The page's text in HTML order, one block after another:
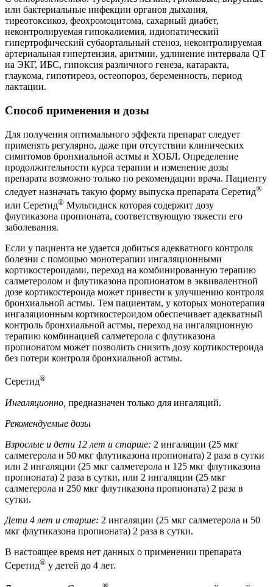
или бактериальные инфекции органов дыхания,
тиреотоксикоз, феохромоцитома, сахарный диабет,
неконтролируемая гипокалиемия, идиопатический
гипертрофический субаортальный стеноз, неконтролируемая
артериальная гипертензия, аритмии, удлинение интервала QT
на ЭКГ, ИБС, гипоксия различного генеза, катаракта,
глаукома, гипотиреоз, остеопороз, беременность, период
лактации.
Способ применения и дозы
Для получения оптимального эффекта препарат следует
применять регулярно, даже при отсутствии клинических
симптомов бронхиальной астмы и ХОБЛ. Определение
продолжительности курса терапии и изменение дозы
препарата возможно только по рекомендации врача. Пациенту
следует назначать такую форму выпуска препарата Серетид®
или Серетид® Мультидиск которая содержит дозу
флутиказона пропионата, соответствующую тяжести его
заболевания.
Если у пациента не удается добиться адекватного контроля
болезни с помощью монотерапии ингаляционными
кортикостероидами, переход на комбинированную терапию
салметеролом и флутиказона пропионатом в эквивалентной
дозе кортикостероида может привести к улучшению контроля
бронхиальной астмы. Тем пациентам, у которых монотерапия
ингаляционным кортикостероидом обеспечивает адекватный
контроль бронхиальной астмы, переход на ингаляционную
терапию комбинацией салметерола с флутиказона
пропионатом может позволить снизить дозу кортикостероида
без потери контроля бронхиальной астмы.
Серетид®
Ингаляционно, предназначен только для ингаляций.
Рекомендуемые дозы
Взрослые и дети 12 лет и старше: 2 ингаляции (25 мкг
салметерола и 50 мкг флутиказона пропионата) 2 раза в сутки
или 2 ингаляции (25 мкг салметерола и 125 мкг флутиказона
пропионата) 2 раза в сутки, или 2 ингаляции (25 мкг
салметерола и 250 мкг флутиказона пропионата) 2 раза в
сутки.
Дети 4 лет и старше: 2 ингаляции (25 мкг салметерола и 50
мкг флутиказона пропионата) 2 раза в сутки.
В настоящее время нет данных о применении препарата
Серетид® у детей до 4 лет.